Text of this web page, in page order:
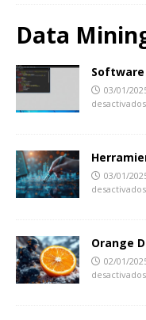
Data
Software
03/01/
desactivados
03/01/
desactivados
Orange
02/01/
desactivados